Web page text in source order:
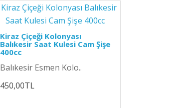
Kiraz Çiçeği Kolonyası
Balıkesir Saat Kulesi Cam Şişe
400cc
Balıkesir Esmen Kolo..
450,00TL